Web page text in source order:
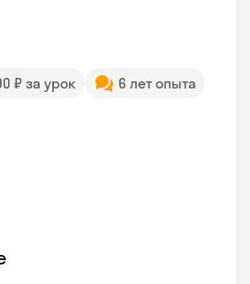
₽ за урок
6 лет опыта